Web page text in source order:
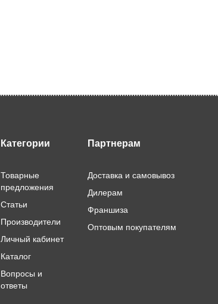
Категории
Товарные
предложения
Статьи
Производители
Личный кабинет
Каталог
Вопросы и
ответы
Партнерам
Доставка и самовывоз
Дилерам
Франшиза
Оптовым покупателям